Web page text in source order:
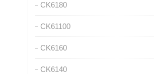
CK6180
CK61100
CK6160
CK6140